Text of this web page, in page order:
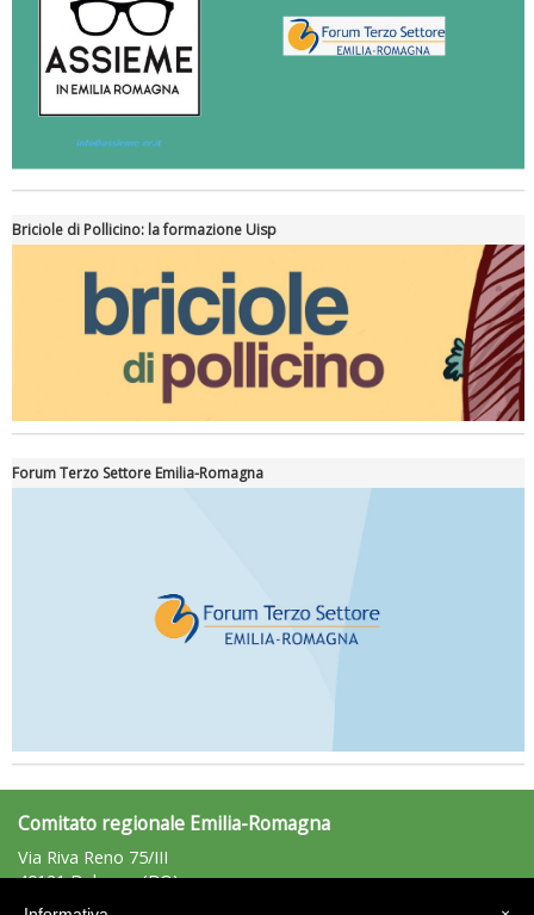
Briciole di Pollicino: la formazione Uisp
Forum Terzo Settore Emilia-Romagna
Comitato regionale Emilia-Romagna
Via Riva Reno 75/III
40121 Bologna (BO)
Tel: 051/225881 - Fax: 051/225203